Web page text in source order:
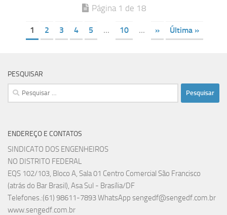
Página 1 de 18
1 2 3 4 5 ... 10 ... » Última »
PESQUISAR
Pesquisar
por:
ENDEREÇO E CONTATOS
SINDICATO DOS ENGENHEIROS
NO DISTRITO FEDERAL
EQS 102/103, Bloco A, Sala 01 Centro Comercial São Francisco
(atrás do Bar Brasil), Asa Sul - Brasília/DF
Telefones.:(61) 98611-7893 WhatsApp sengedf@sengedf.com.br
www.sengedf.com.br